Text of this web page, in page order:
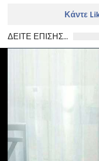
Κάντε
ΔΕΙΤΕ ΕΠΙΣΗΣ...